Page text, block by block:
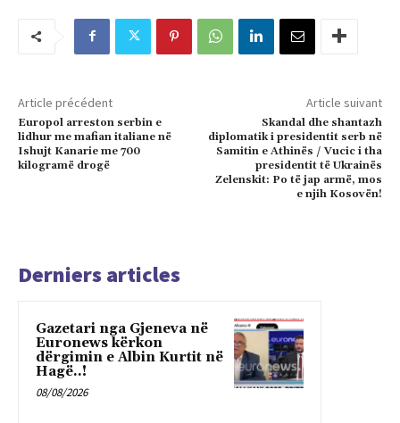
Article précédent
Europol arreston serbin e
lidhur me mafian italiane në
Ishujt Kanarie me 700
kilogramë drogë
Article suivant
Skandal dhe shantazh
diplomatik i presidentit serb në
Samitin e Athinës / Vucic i tha
presidentit të Ukrainës
Zelenskit: Po të jap armë, mos
e njih Kosovën!
Derniers articles
Gazetari nga Gjeneva në
Euronews kërkon
dërgimin e Albin Kurtit në
Hagë..!
08/08/2026